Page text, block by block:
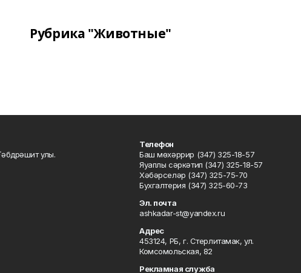
Рубрика "Животные"
улы.
Телефон
Баш мөхәррир (347) 325-18-57
Яуаплы сәркәтип (347) 325-18-57
Хәбәрселәр (347) 325-75-70
Бухгалтерия (347) 325-60-73
Эл. почта
ashkadar-st@yandex.ru
Адрес
453124, РБ, г. Стерлитамак, ул.
Комсомольская, 82
Рекламная служба